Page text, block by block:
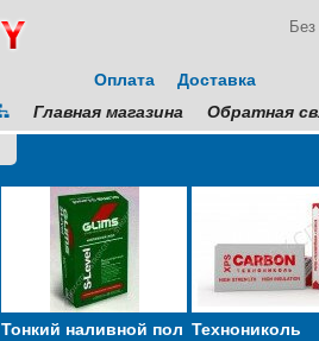
Оплата Доставка
Главная магазина Обратная
Тонкий наливной пол Технониколь
Мембрана